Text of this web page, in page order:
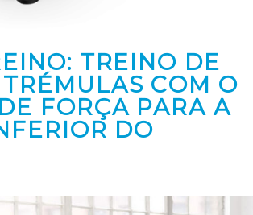
TREINO DE
COM O
FORÇA PARA A
DO